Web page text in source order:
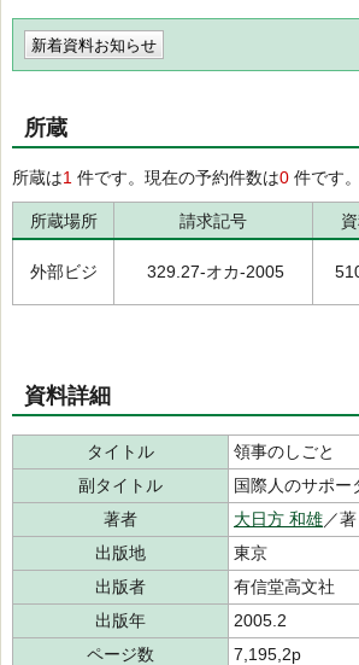
新着資料お知らせ
所蔵
所蔵は1 件です。現在の予約件数は0 件です。
所蔵場所 請求記号
外部ビジ 329.27-オカ-2005
資料詳細
タイトル
領事のしごと
副タイトル
国際人のサポー
著者
大日方 和雄／著
出版地
東京
出版者
有信堂高文社
出版年
2005.2
ページ数
7,195,2p